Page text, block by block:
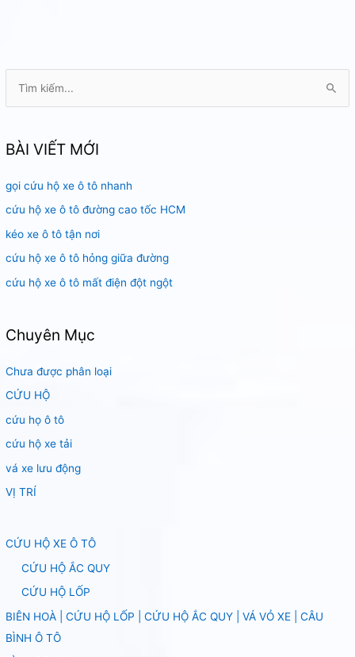
k
ế
m
:
BÀI VIẾT MỚI
gọi cứu hộ xe ô tô nhanh
cứu hộ xe ô tô đường cao tốc HCM
kéo xe ô tô tận nơi
cứu hộ xe ô tô hỏng giữa đường
cứu hộ xe ô tô mất điện đột ngột
Chuyên Mục
Chưa được phân loại
CỨU HỘ
cứu họ ô tô
cứu hộ xe tải
vá xe lưu động
VỊ TRÍ
CỨU HỘ XE Ô TÔ
CỨU HỘ ẮC QUY
CỨU HỘ LỐP
BIÊN HOÀ | CỨU HỘ LỐP | CỨU HỘ ẮC QUY | VÁ VỎ XE | CÂU
BÌNH Ô TÔ
Cơ
Tân
Phú